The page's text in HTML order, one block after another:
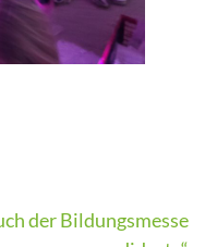
der Bildungsmesse